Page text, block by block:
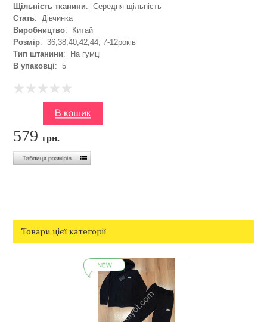
Щільність тканини: Середня щільність
Стать: Дівчинка
Виробництво: Китай
Розмір: 36,38,40,42,44, 7-12років
Тип штанини: На гумці
В упаковці: 5
579грн.
Товари цієї категорії